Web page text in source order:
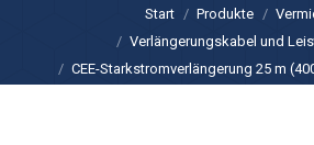
Sie befinden sich hier:
Start Produkte
Verlängerungskabel und
CEE-Starkstromverlängerung 25 m